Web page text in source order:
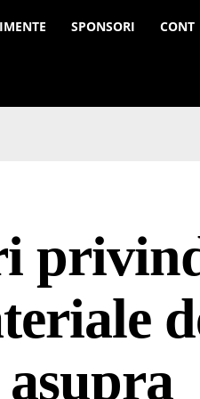
SPONSORI CONT